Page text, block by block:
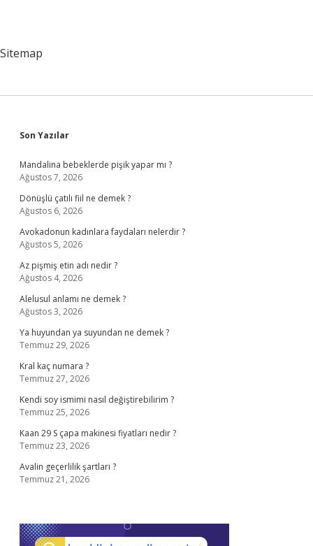
Sitemap
Sidebar
Son Yazılar
Mandalina bebeklerde pişik yapar mı ?
Ağustos 7, 2026
Dönüşlü çatılı fiil ne demek ?
Ağustos 6, 2026
Avokadonun kadınlara faydaları nelerdir ?
Ağustos 5, 2026
Az pişmiş etin adı nedir ?
Ağustos 4, 2026
Alelusul anlamı ne demek ?
Ağustos 3, 2026
Ya huyundan ya suyundan ne demek ?
Temmuz 29, 2026
Kral kaç numara ?
Temmuz 27, 2026
Kendi soy ismimi nasıl değiştirebilirim ?
Temmuz 25, 2026
Kaan 29 S çapa makinesi fiyatları nedir ?
Temmuz 23, 2026
Avalin geçerlilik şartları ?
Temmuz 21, 2026